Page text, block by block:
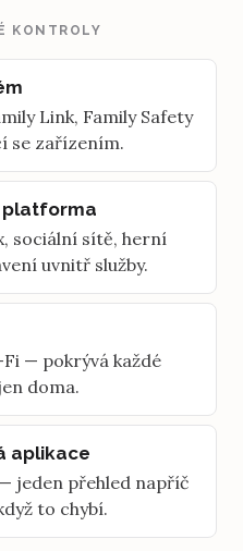
KONTROLY
Link, Family Safety
se zařízením.
platforma
sociální sítě, herní
uvnitř služby.
— pokrývá každé
doma.
aplikace
jeden přehled napříč
to chybí.